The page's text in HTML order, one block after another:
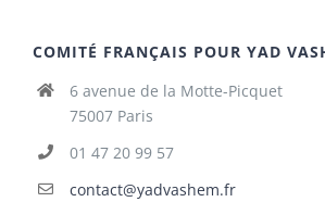
COMITÉ FRANÇAIS POUR YAD
6 avenue de la Motte-Picquet
75007 Paris
01 47 20 99 57
contact@yadvashem.fr